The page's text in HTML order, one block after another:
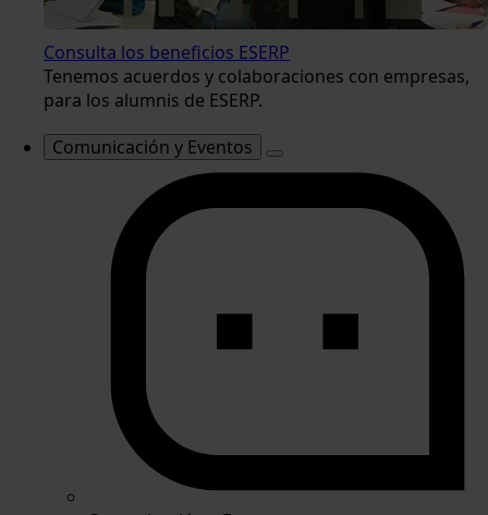
Consulta los beneficios ESERP
Tenemos acuerdos y colaboraciones con empresas,
para los alumnis de ESERP.
Comunicación y Eventos